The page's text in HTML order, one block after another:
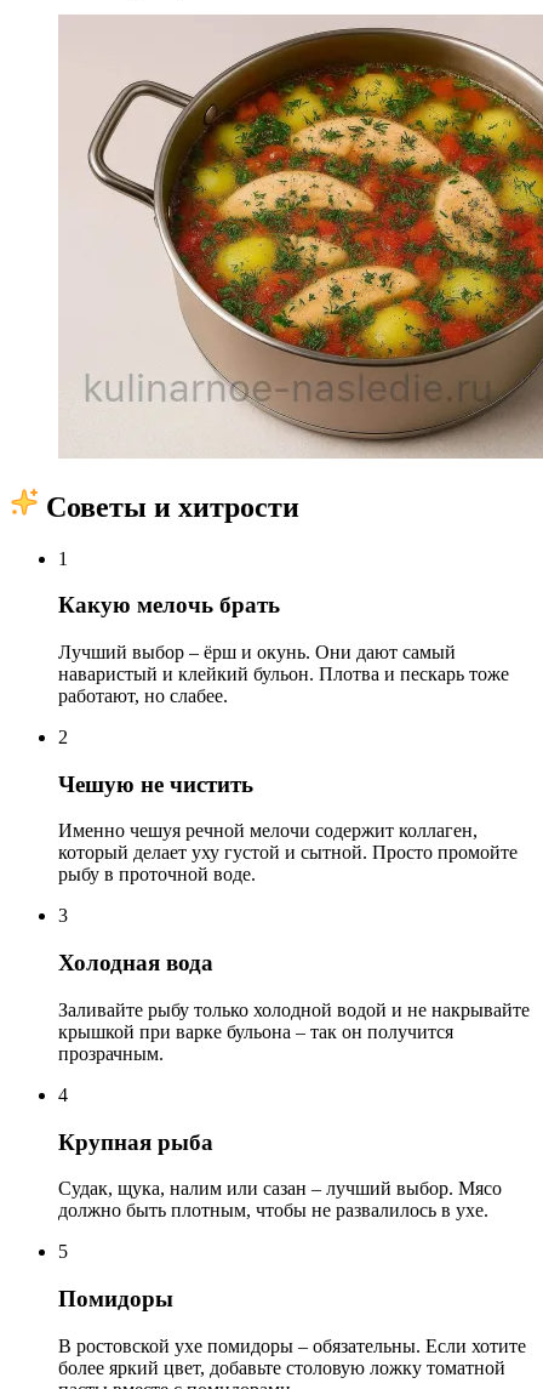
Советы и хитрости
1
Какую мелочь брать
Лучший выбор – ёрш и окунь. Они дают самый
наваристый и клейкий бульон. Плотва и пескарь тоже
работают, но слабее.
2
Чешую не чистить
Именно чешуя речной мелочи содержит коллаген,
который делает уху густой и сытной. Просто промойте
рыбу в проточной воде.
3
Холодная вода
Заливайте рыбу только холодной водой и не накрывайте
крышкой при варке бульона – так он получится
прозрачным.
4
Крупная рыба
Судак, щука, налим или сазан – лучший выбор. Мясо
должно быть плотным, чтобы не развалилось в ухе.
5
Помидоры
В ростовской ухе помидоры – обязательны. Если хотите
более яркий цвет, добавьте столовую ложку томатной